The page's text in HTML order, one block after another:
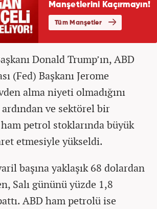
Donald Trump’ın, ABD
(Fed) Başkanı Jerome
alma niyeti olmadığını
ve sektörel bir
petrol stoklarında büyük
etmesiyle yükseldi.
başına yaklaşık 68 dolardan
Salı gününü yüzde 1,8
ABD ham petrolü ise